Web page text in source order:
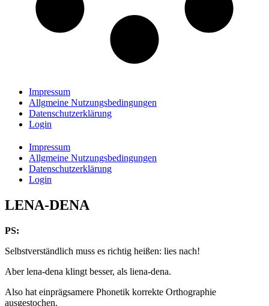
Impressum
Allgmeine Nutzungsbedingungen
Datenschutzerklärung
Login
Impressum
Allgmeine Nutzungsbedingungen
Datenschutzerklärung
Login
LENA-DENA
PS:
Selbstverständlich muss es richtig heißen: lies nach!
Aber lena-dena klingt besser, als liena-dena.
Also hat einprägsamere Phonetik korrekte Orthographie
ausgestochen.